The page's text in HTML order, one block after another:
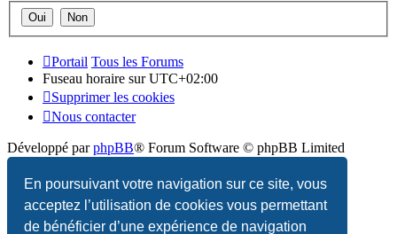
En poursuivant votre navigation sur ce site, vous
acceptez l’utilisation de cookies vous permettant
de bénéficier d’une expérience de navigation
Portail Tous les Forums
Fuseau horaire surUTC+02:00
Supprimer les cookies
Nous contacter
Développé parphpBB® Forum Software © phpBB Limited
Traduction française officielle©Qiaeru
Confidentialité |Conditions